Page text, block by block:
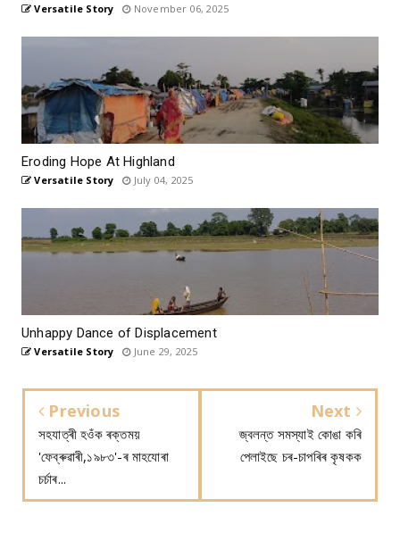
Versatile Story November 06, 2025
Eroding Hope At Highland
Versatile Story July 04, 2025
Unhappy Dance of Displacement
Versatile Story June 29, 2025
Previous
সহযাত্ৰী হওঁক ৰক্তময়
'ফেব্ৰুৱাৰী,১৯৮৩'-ৰ মাহযোৰা
চৰ্চাৰ...
Next
জ্বলন্ত সমস্যাই কোঙা কৰি
পেলাইছে চৰ-চাপৰিৰ কৃষকক